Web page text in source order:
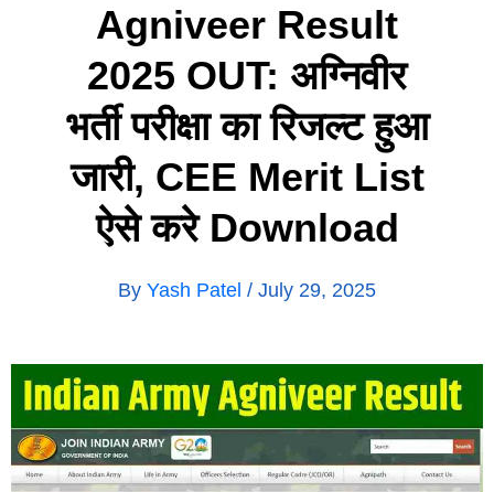
Agniveer Result
2025 OUT: अग्निवीर
भर्ती परीक्षा का रिजल्ट हुआ
जारी, CEE Merit List
ऐसे करे Download
By Yash Patel / July 29, 2025